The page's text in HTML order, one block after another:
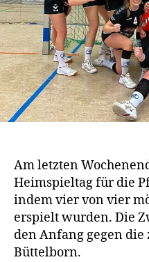
Am letzten
Heimspieltag für die
indem vier von vier
erspielt wurden. Die
den Anfang gegen die
Büttelborn.